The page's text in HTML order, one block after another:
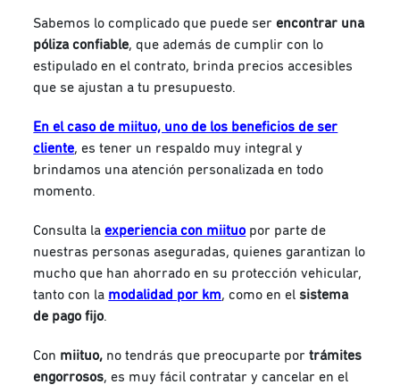
Sabemos lo complicado que puede serencontrar una
póliza confiable, que además de cumplir con lo
estipulado en el contrato, brinda precios accesibles
que se ajustan a tu presupuesto.
En el caso de miituo, uno de los beneficios de ser
cliente, es tener un respaldo muy integral y
brindamos una atención personalizada en todo
momento.
Consulta laexperiencia con miituo por parte de
nuestras personas aseguradas, quienes garantizan lo
mucho que han ahorrado en su protección vehicular,
tanto con la modalidad por km, como en el sistema
de pago fijo.
Con miituo, no tendrás que preocuparte portrámites
engorrosos, es muy fácil contratar y cancelar en el